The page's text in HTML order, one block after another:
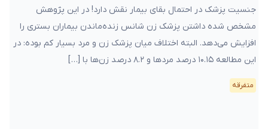
جنسیت پزشک در احتمال بقای بیمار نقش دارد! در این پژوهش
مشخص شده داشتن پزشک زن شانس زنده‌ماندن بیماران بستری را
افزایش می‌دهد. البته اختلاف میان پزشک زن و مرد بسیار کم بوده: در
این مطالعه ۱۰.۱۵ درصد مردها و ۸.۲ درصد زن‌ها با […]
متفرقه